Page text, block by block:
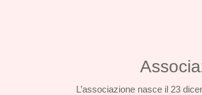
L’associazione nasce il 23